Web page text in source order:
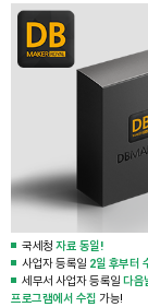
국세청 자료 동일!
사업자 등록일 2일 후부터
세무서 사업자 등록일 다음
프로그램에서 수집 가능!